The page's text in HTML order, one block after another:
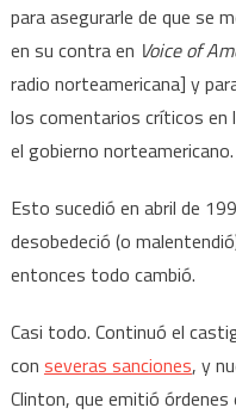
para asegurarle de que se
en su contra en Voice of
radio norteamericana] y
los comentarios críticos en
el gobierno norteamericano.
Esto sucedió en abril de
desobedeció (o
entonces todo cambió.
Casi todo. Continuó el
con severas sanciones, y
Clinton, que emitió